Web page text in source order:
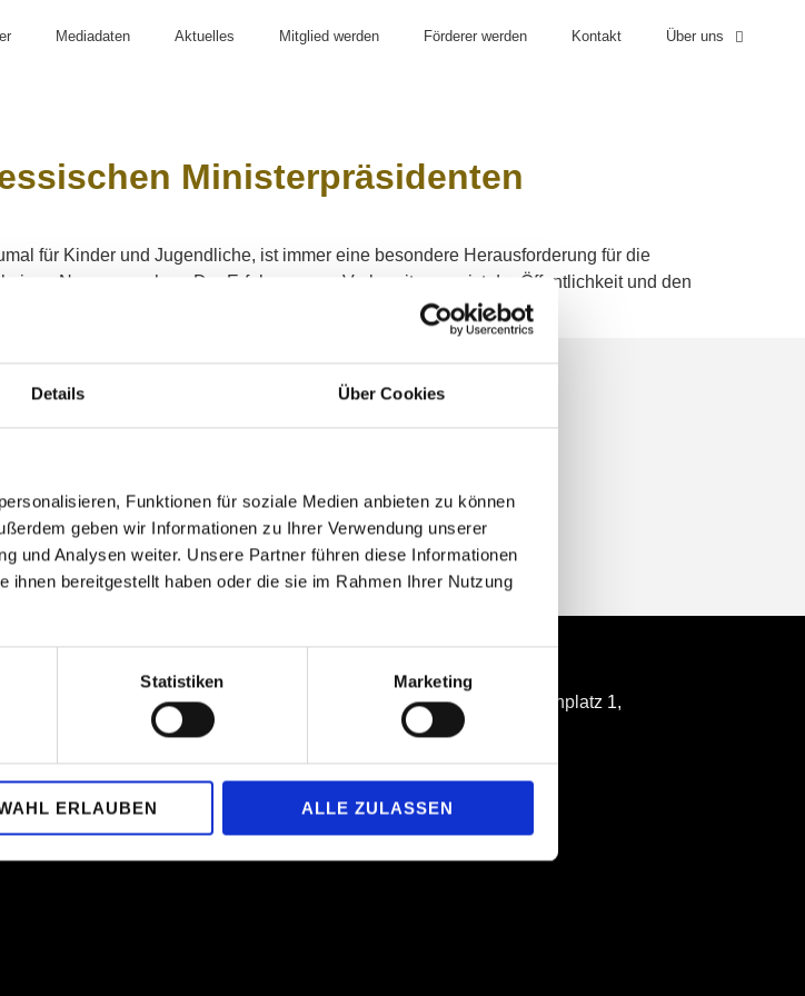
Details Über Cookies
Funktionen für soziale Medien anbieten zu können
geben wir Informationen zu Ihrer Verwendung unserer
und Analysen weiter. Unsere Partner führen diese Informationen
bereitgestellt haben oder die sie im Rahmen Ihrer Nutzung
Statistiken Marketing
ERLAUBEN ALLE ZULASSEN
Mediadaten Aktuelles Mitglied werden Förderer werden Kontakt Über uns
Ministerpräsidenten
für Kinder und Jugendliche, ist immer eine besondere Herausforderung für die
Namen machen. Der Erfolg unserer Vorbereitungen ist der Öffentlichkeit und den
Mit großer Freude haben wir deshalb zur Kenntnis genommen, […]
bis Freitag 9:30 bis 18 Uhr
49, D-65812 Bad Soden Ts
>>
Location
Casals Forum: Beethovenplatz 1,
D-61476 Kronberg Ts.